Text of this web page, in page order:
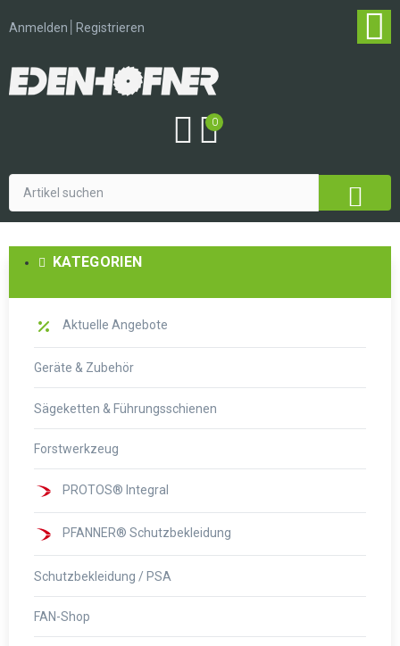
Anmelden Registrieren
0
KATEGORIEN
Aktuelle Angebote
Geräte & Zubehör
Sägeketten & Führungsschienen
Forstwerkzeug
PROTOS® Integral
PFANNER® Schutzbekleidung
Schutzbekleidung / PSA
FAN-Shop